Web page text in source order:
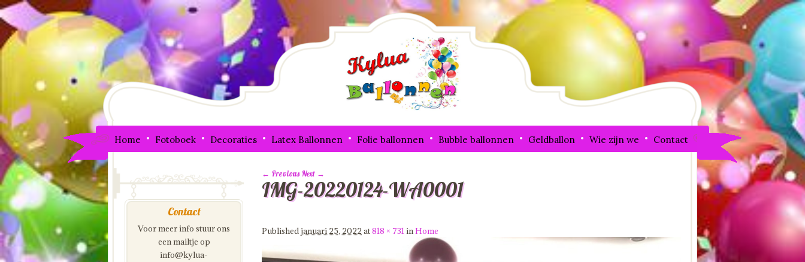
Home Fotoboek Decoraties Latex Ballonnen Folie ballonnen Bubble ballonnen Geldballon Wie zijn we Contact
Image navigation
← Previous Next →
IMG-20220124-WA0001
Publishedjanuari 25, 2022 at818 × 731inHome
Contact
Voor meer info stuur ons
een mailtje op
info@kylua-